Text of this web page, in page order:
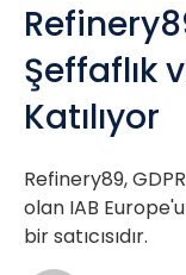
Şeffaflık
Katılıyor
Refinery89,
olan IAB
bir satıcısıdır.